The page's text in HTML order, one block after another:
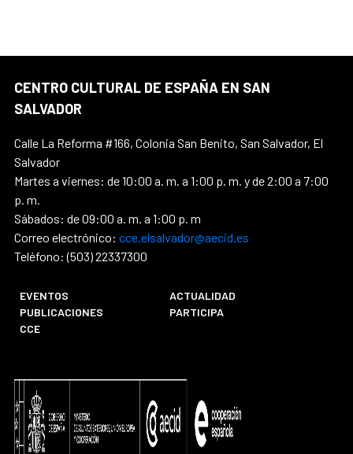
CENTRO CULTURAL DE ESPAÑA EN SAN
SALVADOR
Calle La Reforma #166, Colonia San Benito, San Salvador, El
Salvador
Martes a viernes: de 10:00 a. m. a 1:00 p. m. y de 2:00 a 7:00
p. m.
Sábados: de 09:00 a. m. a 1:00 p. m
Correo electrónico: cce.elsalvador@aecid.es
Teléfono: (503) 22337300
EVENTOS
ACTUALIDAD
PUBLICACIONES
PARTICIPA
CCE